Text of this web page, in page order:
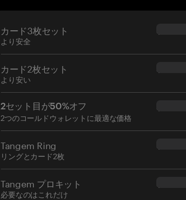
カード3枚セット
より安全
$69.90
カード2枚セット
より安い
$54.90
2セット目が50%オフ
2つのコールドウォレットに最適な価格
$34.95
Tangem Ring
リングとカード2枚
Tangem プロキット
必要なのはこれだけ